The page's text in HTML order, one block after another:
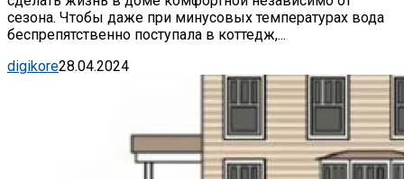
сезона. Чтобы даже при минусовых температурах вода
беспрепятственно поступала в коттедж,...
digikore28.04.2024